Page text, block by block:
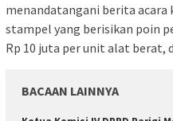
menandatangani berita acara
stampel yang berisikan poin
Rp 10 juta per unit alat berat,
BACAAN LAINNYA